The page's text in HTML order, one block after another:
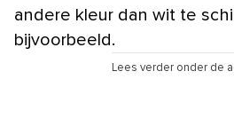
andere kleur dan wit te
bijvoorbeeld.
Lees verder onder de